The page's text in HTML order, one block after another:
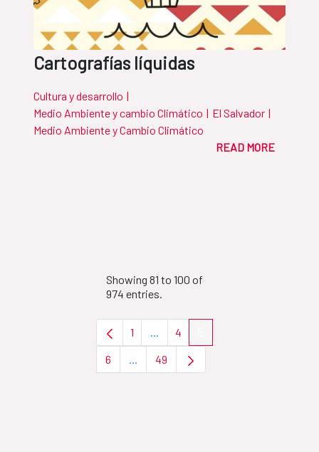
Cartografías líquidas
Cultura y desarrollo |
Medio Ambiente y cambio Climático | El Salvador |
Medio Ambiente y Cambio Climático
READ MORE
Showing 81 to 100 of
974 entries.
Page
1 ...Intermediate Pages Use TAB to
Page
4
Page
6 ...Intermediate Pages Use TAB to
Page
49